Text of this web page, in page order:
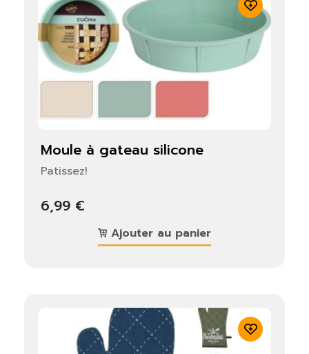
moule à gateau silicone
Patissez!
6,99 €
Ajouter au panier